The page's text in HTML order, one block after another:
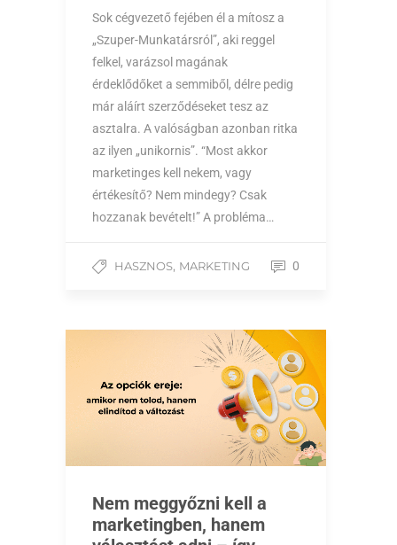
Sok cégvezető fejében él a mítosz a
„Szuper-Munkatársról”, aki reggel
felkel, varázsol magának
érdeklődőket a semmiből, délre pedig
már aláírt szerződéseket tesz az
asztalra. A valóságban azonban ritka
az ilyen „unikornis”. “Most akkor
marketinges kell nekem, vagy
értékesítő? Nem mindegy? Csak
hozzanak bevételt!” A probléma…
HASZNOS, MARKETING 0
Nem meggyőzni kell a
marketingben, hanem